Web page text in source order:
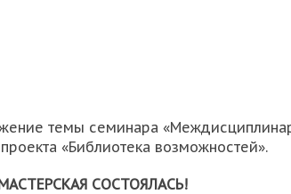
темы семинара
«Библиотека возможностей».
СОСТОЯЛАСЬ!